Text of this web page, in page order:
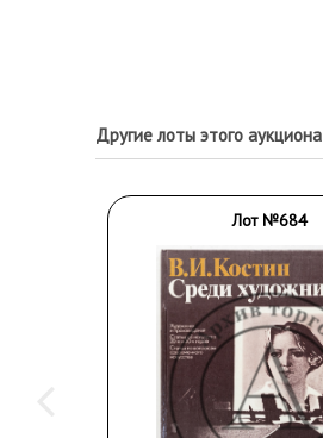
Другие лоты этого аукциона
Лот №684